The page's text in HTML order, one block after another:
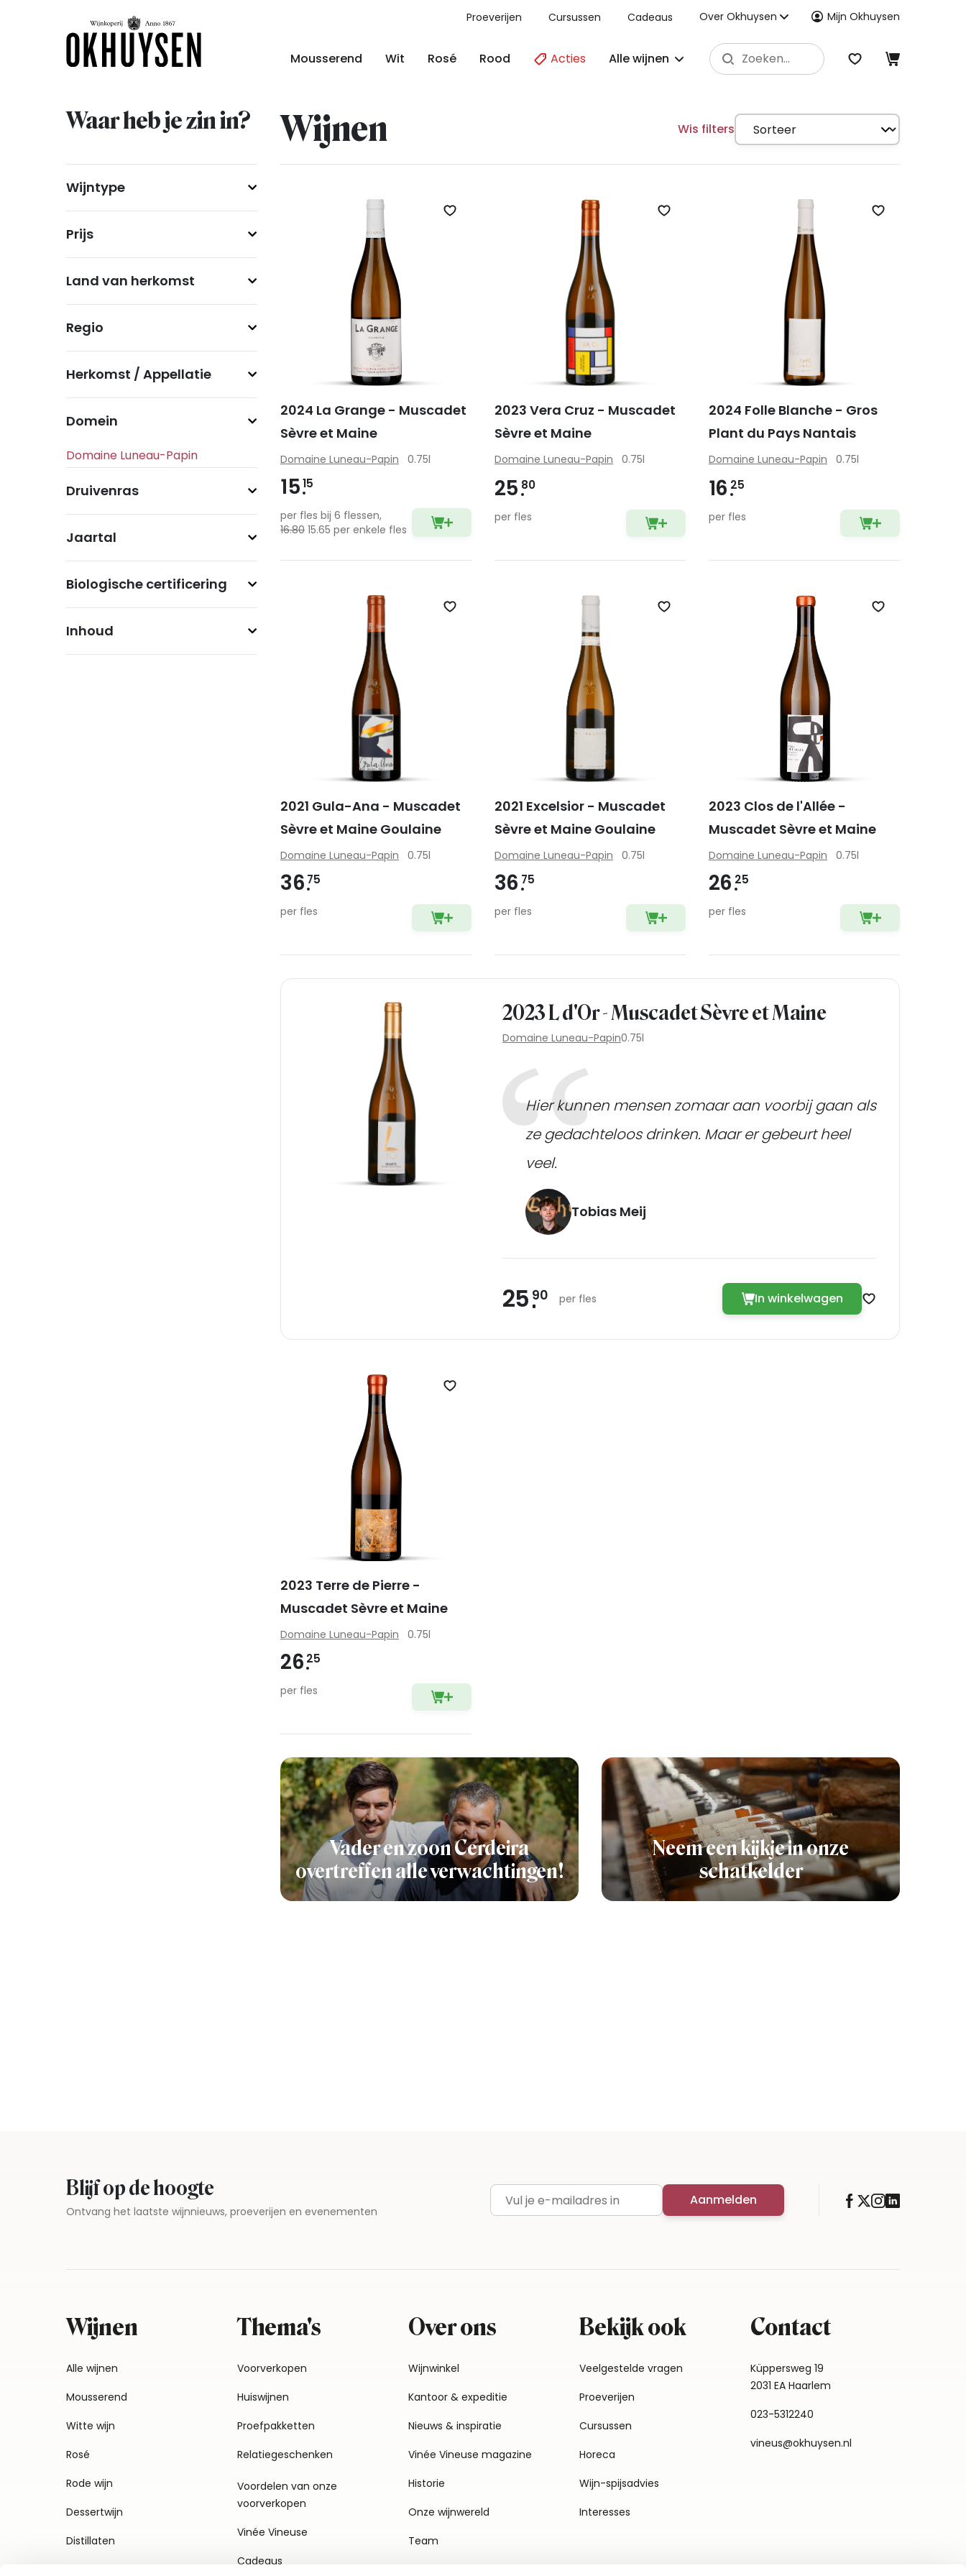
Proeverijen Cursussen Cadeaus Over Okhuysen Mijn Okhuysen
Mousserend Wit Rosé Rood Acties Alle wijnen
Waar heb je zin in? Wijnen Wis filters
Wijntype
Prijs
Land van herkomst
Regio
Herkomst / Appellatie
Domein
Druivenras
Jaartal
Biologische certificering
Inhoud
2023 L d'Or - Muscadet Sèvre et Maine
Domaine Luneau-Papin0.75l
Hier kunnen mensen zomaar aan voorbij gaan als
ze gedachteloos drinken. Maar er gebeurt heel
veel.
Tobias Meij
25 90 per fles In winkelwagen Zet op
Vader en zoon Cerdeira
overtreffen alle verwachtingen!
Neem een kijkje in onze
schatkelder
Zet op verlanglijst
2024 La Grange - Muscadet
Sèvre et Maine
Domaine Luneau-Papin 0.75l
1515
per fles bij 6 flessen,
16.80 15.65 per enkele fles
Zet op verlanglijst
2023 Vera Cruz - Muscadet
Sèvre et Maine
Domaine Luneau-Papin 0.75l
25 80
per fles
Zet op
2024 Folle Blanche - Gros
Plant du Pays Nantais
Domaine Luneau-Papin 0.75l
16 25
per fles
Zet op verlanglijst
2021 Gula-Ana - Muscadet
Sèvre et Maine Goulaine
Domaine Luneau-Papin 0.75l
36 75
per fles
Zet op verlanglijst
2021 Excelsior - Muscadet
Sèvre et Maine Goulaine
Domaine Luneau-Papin 0.75l
36 75
per fles
Zet op
2023 Clos de l'Allée -
Muscadet Sèvre et Maine
Domaine Luneau-Papin 0.75l
26 25
per fles
Zet op verlanglijst
2023 Terre de Pierre -
Muscadet Sèvre et Maine
Domaine Luneau-Papin 0.75l
26 25
per fles
Blijf op de hoogte
Ontvang het laatste wijnnieuws, proeverijen en evenementen E-mailadres Aanmelden
Wijnen
Alle wijnen
Mousserend
Witte wijn
Rosé
Rode wijn
Dessertwijn
Distillaten
Thema's
Voorverkopen
Huiswijnen
Proefpakketten
Relatiegeschenken
Voordelen van onze
voorverkopen
Vinée Vineuse
Cadeaus
Over ons
Wijnwinkel
Kantoor & expeditie
Nieuws & inspiratie
Vinée Vineuse magazine
Historie
Onze wijnwereld
Team
Bekijk ook
Veelgestelde vragen
Proeverijen
Cursussen
Horeca
Wijn-spijsadvies
Interesses
Contact
Küppersweg 19
2031 EA Haarlem
023-5312240
vineus@okhuysen.nl